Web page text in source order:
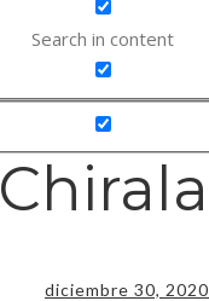
Search in content
Chirala
diciembre 30, 2020